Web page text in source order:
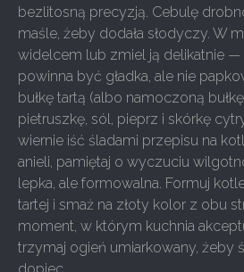
bezlitosną precyzją. Cebulę
maśle, żeby dodała słodyczy. W
widelcem lub zmiel ją delikatnie —
powinna być gładka, ale nie
bułkę tartą (albo namoczoną
pietruszkę, sól, pieprz i skórkę
wiernie iść śladami przepisu na
anieli, pamiętaj o wyczuciu
lepka, ale formowalna. Formuj
tartej i smaż na złoty kolor z obu
moment, w którym kuchnia
trzymaj ogień umiarkowany, żeby